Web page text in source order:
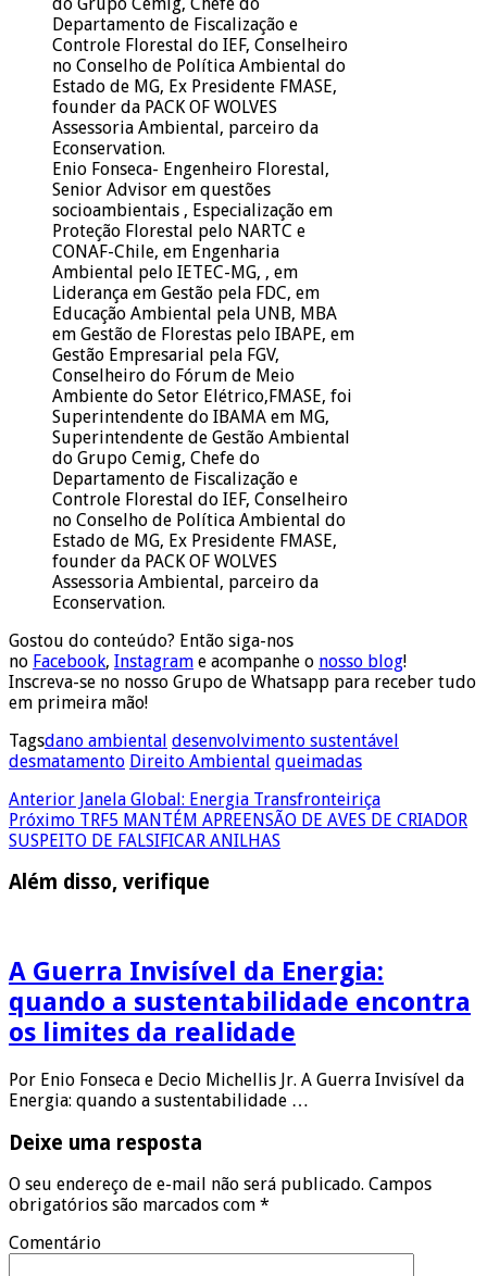
Enio Fonseca- Engenheiro Florestal,
Senior Advisor em questões
socioambientais , Especialização em
Proteção Florestal pelo NARTC e
CONAF-Chile, em Engenharia
Ambiental pelo IETEC-MG, , em
Liderança em Gestão pela FDC, em
Educação Ambiental pela UNB, MBA
em Gestão de Florestas pelo IBAPE, em
Gestão Empresarial pela FGV,
Conselheiro do Fórum de Meio
Ambiente do Setor Elétrico,FMASE, foi
Superintendente do IBAMA em MG,
Superintendente de Gestão Ambiental
do Grupo Cemig, Chefe do
Departamento de Fiscalização e
Controle Florestal do IEF, Conselheiro
no Conselho de Política Ambiental do
Estado de MG, Ex Presidente FMASE,
founder da PACK OF WOLVES
Assessoria Ambiental, parceiro da
Econservation.
Gostou do conteúdo? Então siga-nos
no Facebook, Instagram e acompanhe o nosso blog!
Inscreva-se no nosso Grupo de Whatsapp para receber tudo
em primeira mão!
Tagsdano ambiental desenvolvimento sustentável
desmatamento Direito Ambiental queimadas
Anterior Janela Global: Energia Transfronteiriça
Próximo TRF5 MANTÉM APREENSÃO DE AVES DE CRIADOR
SUSPEITO DE FALSIFICAR ANILHAS
Além disso, verifique
A Guerra Invisível da Energia:
quando a sustentabilidade encontra
os limites da realidade
Por Enio Fonseca e Decio Michellis Jr. A Guerra Invisível da
Energia: quando a sustentabilidade …
Deixe uma resposta
O seu endereço de e-mail não será publicado. Campos
obrigatórios são marcados com *
Comentário